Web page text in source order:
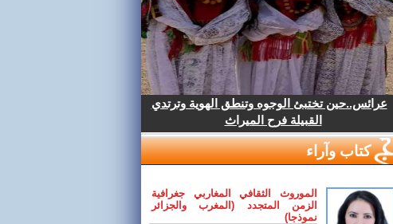
عرائس..حين تختبئ الوجوه وتنطق الهوية وترتدي
القبيلة فرح الميراث
كتاب وآراء
الموروث الثقافي المغاربي جغرافية
الزمن المتجدد (المغرب والجزائر
نموذجا)